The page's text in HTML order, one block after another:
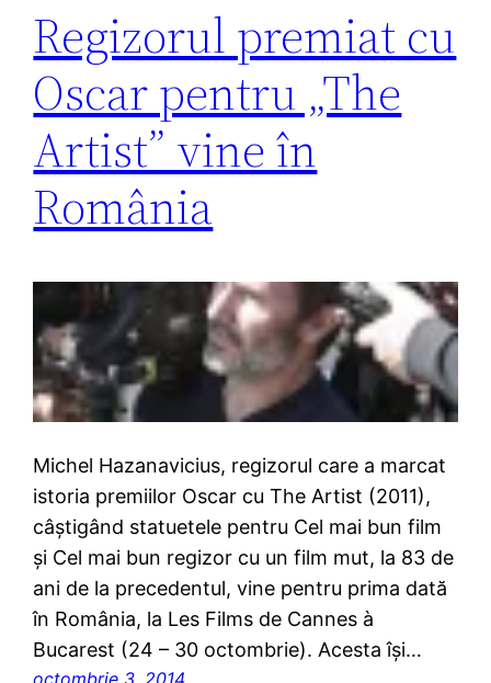
Regizorul premiat cu
Oscar pentru „The
Artist” vine în
România
Michel Hazanavicius, regizorul care a marcat
istoria premiilor Oscar cu The Artist (2011),
câștigând statuetele pentru Cel mai bun film
și Cel mai bun regizor cu un film mut, la 83 de
ani de la precedentul, vine pentru prima dată
în România, la Les Films de Cannes à
Bucarest (24 – 30 octombrie). Acesta își…
octombrie 3, 2014